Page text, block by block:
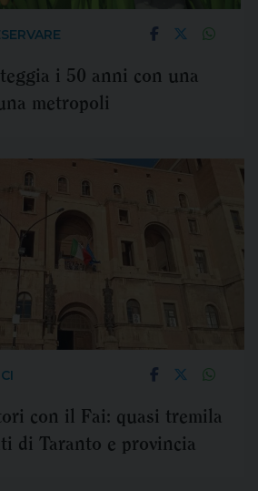
i 50 anni con una
metropoli
con il Fai: quasi tremila
di Taranto e provincia